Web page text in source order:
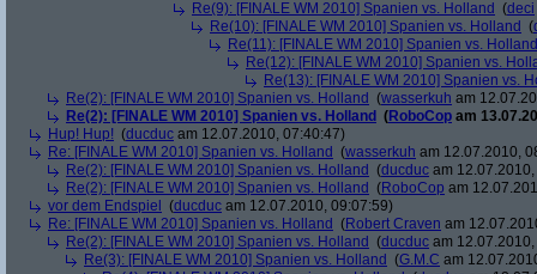
Re(9): [FINALE WM 2010] Spanien vs. Holland (deci
Re(10): [FINALE WM 2010] Spanien vs. Holland (
Re(11): [FINALE WM 2010] Spanien vs. Holland
Re(12): [FINALE WM 2010] Spanien vs.
Re(13): [FINALE WM 2010] Spanien vs.
Re(2): [FINALE WM 2010] Spanien vs. Holland (wasserkuh am
Re(2): [FINALE WM 2010] Spanien vs. Holland (RoboCop am
Hup! Hup! (ducduc am 12.07.2010, 07:40:47)
Re: [FINALE WM 2010] Spanien vs. Holland (wasserkuh am 12.07.2010,
Re(2): [FINALE WM 2010] Spanien vs. Holland (ducduc am
Re(2): [FINALE WM 2010] Spanien vs. Holland (RoboCop am
vor dem Endspiel
(ducduc am 12.07.2010, 09:07:59)
Re: [FINALE WM 2010] Spanien vs. Holland (Robert Craven am
Re(2): [FINALE WM 2010] Spanien vs. Holland (ducduc am
Re(3): [FINALE WM 2010] Spanien vs. Holland (G.M.C am